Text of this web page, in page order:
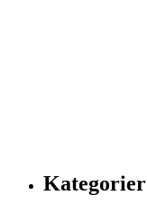
Kategorier